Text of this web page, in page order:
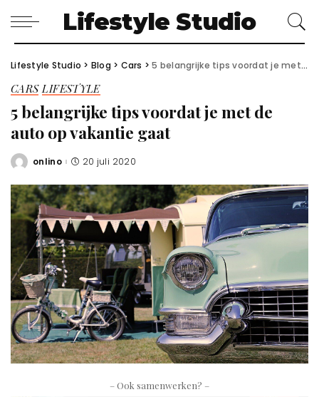
Lifestyle Studio
Lifestyle Studio > Blog > Cars >5 belangrijke tips voordat je met de auto op vakantie gaat
CARS LIFESTYLE
5 belangrijke tips voordat je met de
auto op vakantie gaat
Posted
onlino 20 juli 2020
– Ook samenwerken? –